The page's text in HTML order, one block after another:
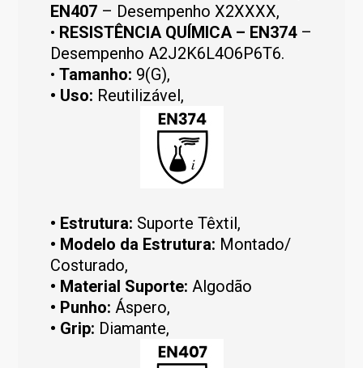
EN407 – Desempenho X2XXXX,
• RESISTÊNCIA QUÍMICA – EN374–
Desempenho A2J2K6L4O6P6T6.
•Tamanho: 9(G),
• Uso: Reutilizável,
• Estrutura: Suporte Têxtil,
• Modelo da Estrutura: Montado/
Costurado,
• Material Suporte:Algodão
• Punho:Áspero,
• Grip: Diamante,